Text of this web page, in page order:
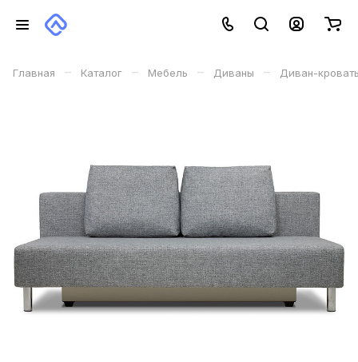
Главная – Каталог – Мебель – Диваны – Диван-